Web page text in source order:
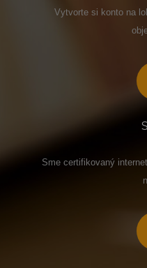
Vytvorte si konto na
Sme certifikovaný